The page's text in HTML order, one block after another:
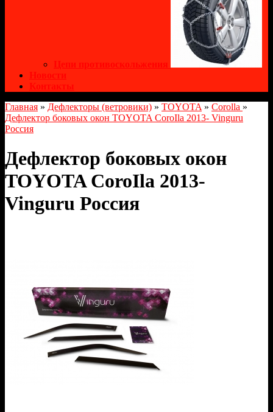
Цепи противоскольжения
Новости
Контакты
Главная » Дефлекторы (ветровики) » TOYOTA » Corolla »
Дефлектор боковых окон TOYOTA CoroIla 2013- Vinguru
Россия
Дефлектор боковых окон
TOYOTA CoroIla 2013-
Vinguru Россия